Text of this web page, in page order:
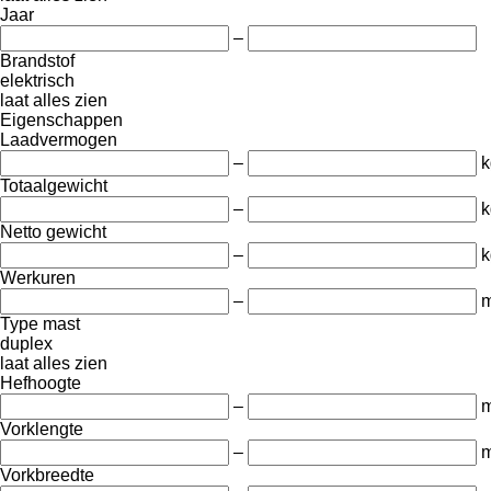
Jaar
–
Brandstof
elektrisch
laat alles zien
Eigenschappen
Laadvermogen
–
Totaalgewicht
–
Netto gewicht
–
Werkuren
–
Type mast
duplex
laat alles zien
Hefhoogte
–
Vorklengte
–
Vorkbreedte